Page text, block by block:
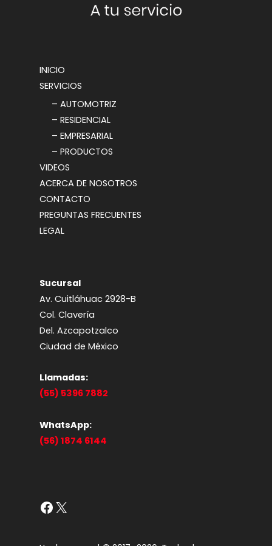
INICIO
SERVICIOS
– AUTOMOTRIZ
– RESIDENCIAL
– EMPRESARIAL
– PRODUCTOS
VIDEOS
ACERCA DE NOSOTROS
CONTACTO
PREGUNTAS FRECUENTES
LEGAL
Sucursal
Av. Cuitláhuac 2928-B
Col. Clavería
Del. Azcapotzalco
Ciudad de México
Llamadas:
(55) 5396 7882
WhatsApp:
(56) 1874 6144
Facebook
X